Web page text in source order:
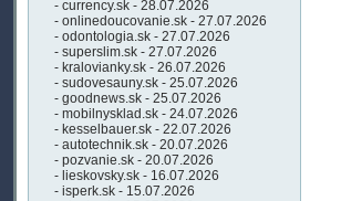
- currency.sk - 28.07.2026
- onlinedoucovanie.sk - 27.07.2026
- odontologia.sk - 27.07.2026
- superslim.sk - 27.07.2026
- kralovianky.sk - 26.07.2026
- sudovesauny.sk - 25.07.2026
- goodnews.sk - 25.07.2026
- mobilnysklad.sk - 24.07.2026
- kesselbauer.sk - 22.07.2026
- autotechnik.sk - 20.07.2026
- pozvanie.sk - 20.07.2026
- lieskovsky.sk - 16.07.2026
- isperk.sk - 15.07.2026